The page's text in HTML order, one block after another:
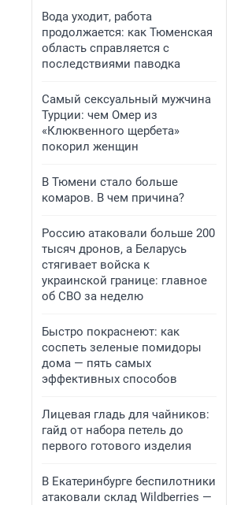
Вода уходит, работа
продолжается: как Тюменская
область справляется с
последствиями паводка
Самый сексуальный мужчина
Турции: чем Омер из
«Клюквенного щербета»
покорил женщин
В Тюмени стало больше
комаров. В чем причина?
Россию атаковали больше 200
тысяч дронов, а Беларусь
стягивает войска к
украинской границе: главное
об СВО за неделю
Быстро покраснеют: как
соспеть зеленые помидоры
дома — пять самых
эффективных способов
Лицевая гладь для чайников:
гайд от набора петель до
первого готового изделия
В Екатеринбурге беспилотники
атаковали склад Wildberries —